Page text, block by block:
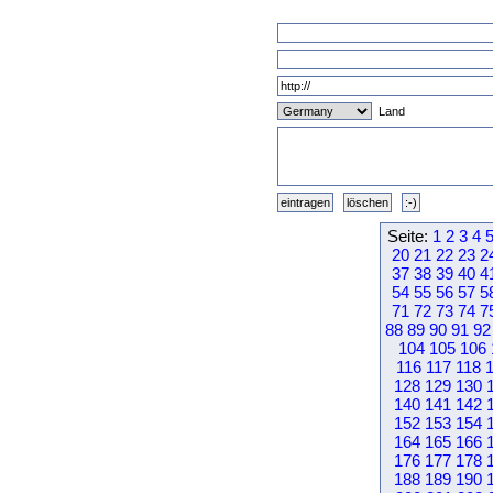
Land
Seite: 1 2 3 4 5
20 21 22 23
37 38 39 40
54 55 56 57
71 72 73 74
88 89 90 91 92
104 105 106
116 117 118
128 129 130
140 141 142
152 153 154
164 165 166
176 177 178
188 189 190